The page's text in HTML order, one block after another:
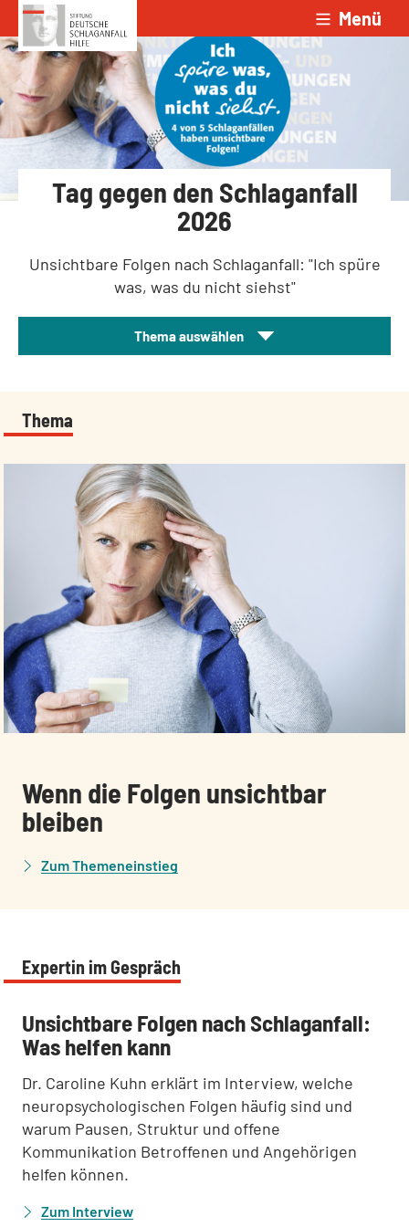
Zum Inhalt springen Menü
Tag gegen den Schlaganfall
2026
Unsichtbare Folgen nach Schlaganfall: "Ich spüre
was, was du nicht siehst"
Thema auswählen
Thema
:
Wenn die Folgen unsichtbar
bleiben
Zum Themeneinstieg
Expertin im Gespräch
:Unsichtbare Folgen nach Schlaganfall:
Was helfen kann
Dr. Caroline Kuhn erklärt im Interview, welche
neuropsychologischen Folgen häufig sind und
warum Pausen, Struktur und offene
Kommunikation Betroffenen und Angehörigen
helfen können.
Zum Interview